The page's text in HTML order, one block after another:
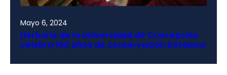
Mayo 6, 2024
Herbario de la Universidad de Concepción
celebra 100 años de conservación botánica